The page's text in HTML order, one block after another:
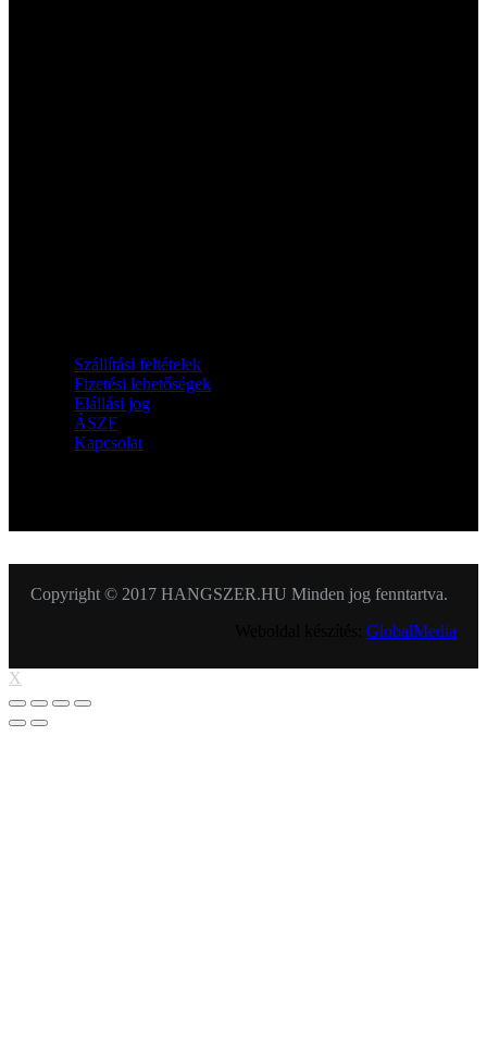
Szállítási feltételek
Fizetési lehetőségek
Elállási jog
ÁSZF
Kapcsolat
Copyright © 2017 HANGSZER.HU Minden jog fenntartva.
GlobalMedia
X